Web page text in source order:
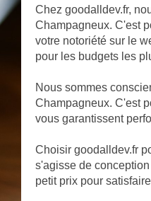
Chez goodalldev.fr,
Champagneux. C'est
votre notoriété sur le
pour les budgets les
Nous sommes
Champagneux. C'est
vous garantissent
Choisir goodalldev.fr
s'agisse de
petit prix pour